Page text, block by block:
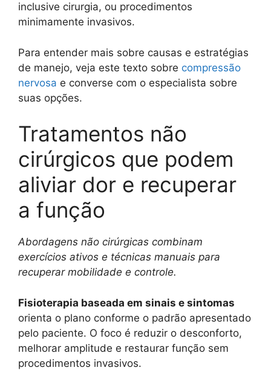
inclusive cirurgia, ou procedimentos
minimamente invasivos.
Para entender mais sobre causas e estratégias
de manejo, veja este texto sobre compressão
nervosa e converse com o especialista sobre
suas opções.
Tratamentos não
cirúrgicos que podem
aliviar dor e recuperar
a função
Abordagens não cirúrgicas combinam
exercícios ativos e técnicas manuais para
recuperar mobilidade e controle.
Fisioterapia baseada em sinais e sintomas
orienta o plano conforme o padrão apresentado
pelo paciente. O foco é reduzir o desconforto,
melhorar amplitude e restaurar função sem
procedimentos invasivos.